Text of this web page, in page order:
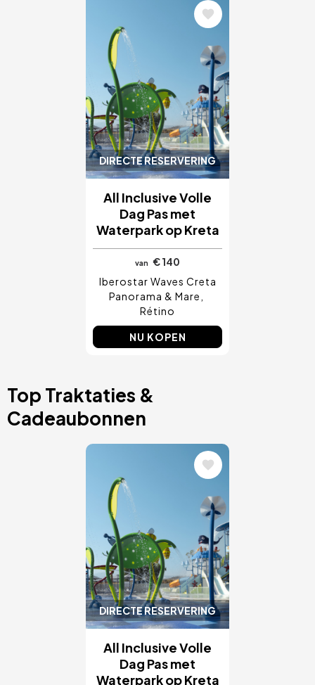
DIRECTE RESERVERING
All Inclusive Volle
Dag Pas met
Waterpark op Kreta
van
€ 140
Iberostar Waves Creta
Panorama & Mare
Rétino
NU KOPEN
Top Traktaties &
Cadeaubonnen
DIRECTE RESERVERING
All Inclusive Volle
Dag Pas met
Waterpark op Kreta